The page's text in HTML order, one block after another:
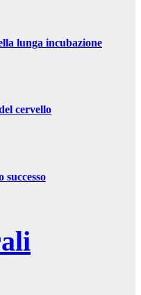
lunga incubazione
cervello